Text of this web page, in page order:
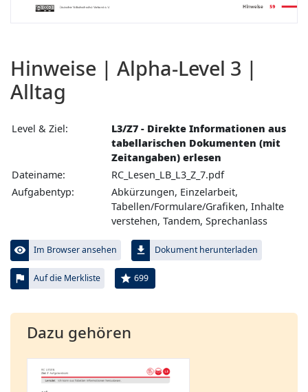
Hinweise | Alpha-Level 3 |
Alltag
Level & Ziel:
L3/Z7 - Direkte Informationen aus
tabellarischen Dokumenten (mit
Zeitangaben) erlesen
Dateiname:
RC_Lesen_LB_L3_Z_7.pdf
Aufgabentyp:
Abkürzungen, Einzelarbeit,
Tabellen/Formulare/Grafiken, Inhalte
verstehen, Tandem, Sprechanlass
visibility Im Browser ansehen file_download Dokument herunterladen
flag Auf die Merkliste star 699
Dazu gehören